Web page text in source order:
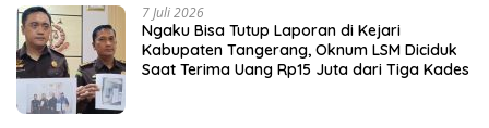
7 Juli 2026
Ngaku Bisa Tutup Laporan di Kejari
Kabupaten Tangerang, Oknum LSM Diciduk
Saat Terima Uang Rp15 Juta dari Tiga Kades